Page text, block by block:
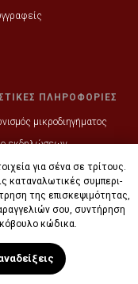
ΠΛΗΡΟΦΟΡΙΕΣ
μικροδιηγήματος
εκδηλώσεων
παραγγελίες
βιβλιοπωλεία
για σένα σε τρί­τους.
κατα­να­λω­τικές συ­μπε­ρι­
της επι­σκε­ψι­μό­τητας,
σου, συντή­ρηση
κώ­δικα.